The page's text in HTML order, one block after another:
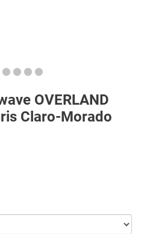
OVERLAND
Claro-Morado